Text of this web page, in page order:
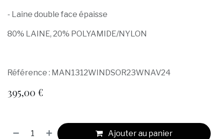
- Laine double face épaisse
80% LAINE, 20% POLYAMIDE/NYLON
Référence : MAN1312WINDSOR23WNAV24
395,00 €
Ajouter au panier